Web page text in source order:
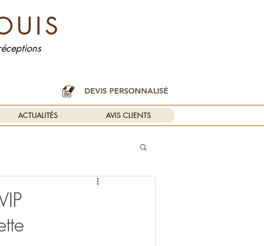
DEVIS PERSONNALISÉ
ACTUALITÉS AVIS CLIENTS